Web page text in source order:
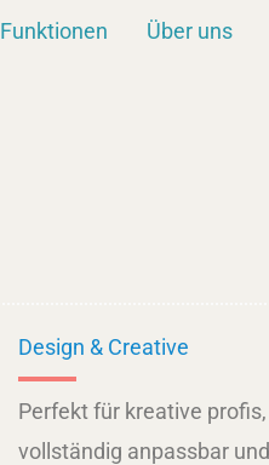
Funktionen Über uns
Design & Creative
Perfekt für kreative
vollständig anpassbar